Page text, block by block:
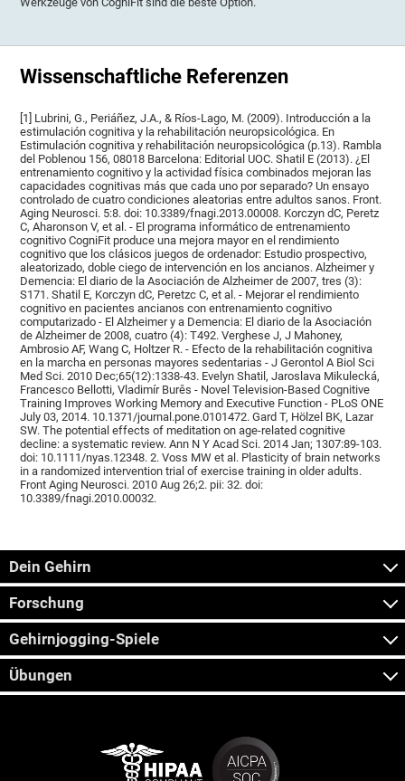
Wissenschaftliche Referenzen
[1] Lubrini, G., Periáñez, J.A., & Ríos-Lago, M. (2009). Introducción a la
estimulación cognitiva y la rehabilitación neuropsicológica. En
Estimulación cognitiva y rehabilitación neuropsicológica (p.13). Rambla
del Poblenou 156, 08018 Barcelona: Editorial UOC. Shatil E (2013). ¿El
entrenamiento cognitivo y la actividad física combinados mejoran las
capacidades cognitivas más que cada uno por separado? Un ensayo
controlado de cuatro condiciones aleatorias entre adultos sanos. Front.
Aging Neurosci. 5:8. doi: 10.3389/fnagi.2013.00008. Korczyn dC, Peretz
C, Aharonson V, et al. - El programa informático de entrenamiento
cognitivo CogniFit produce una mejora mayor en el rendimiento
cognitivo que los clásicos juegos de ordenador: Estudio prospectivo,
aleatorizado, doble ciego de intervención en los ancianos. Alzheimer y
Demencia: El diario de la Asociación de Alzheimer de 2007, tres (3):
S171. Shatil E, Korczyn dC, Peretzc C, et al. - Mejorar el rendimiento
cognitivo en pacientes ancianos con entrenamiento cognitivo
computarizado - El Alzheimer y a Demencia: El diario de la Asociación
de Alzheimer de 2008, cuatro (4): T492. Verghese J, J Mahoney,
Ambrosio AF, Wang C, Holtzer R. - Efecto de la rehabilitación cognitiva
en la marcha en personas mayores sedentarias - J Gerontol A Biol Sci
Med Sci. 2010 Dec;65(12):1338-43. Evelyn Shatil, Jaroslava Mikulecká,
Francesco Bellotti, Vladimír Burěs - Novel Television-Based Cognitive
Training Improves Working Memory and Executive Function - PLoS ONE
July 03, 2014. 10.1371/journal.pone.0101472. Gard T, Hölzel BK, Lazar
SW. The potential effects of meditation on age-related cognitive
decline: a systematic review. Ann N Y Acad Sci. 2014 Jan; 1307:89-103.
doi: 10.1111/nyas.12348. 2. Voss MW et al. Plasticity of brain networks
in a randomized intervention trial of exercise training in older adults.
Front Aging Neurosci. 2010 Aug 26;2. pii: 32. doi:
10.3389/fnagi.2010.00032.
Dein Gehirn
Forschung
Gehirnjogging-Spiele
Übungen